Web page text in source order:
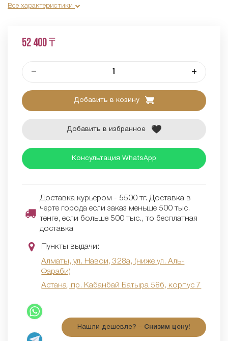
Все характеристики
52 400 ₸
– +
Добавить в козину
Добавить в избранное
Консультация WhatsApp
Доставка курьером - 5500 тг. Доставка в
черте города если заказ меньше 500 тыс.
тенге, если больше 500 тыс., то бесплатная
доставка
Пункты выдачи:
Алматы, ул. Навои, 328а, (ниже ул. Аль-
Фараби)
Астана, пр. Кабанбай Батыра 58б, корпус 7
Нашли дешевле? – Снизим цену!